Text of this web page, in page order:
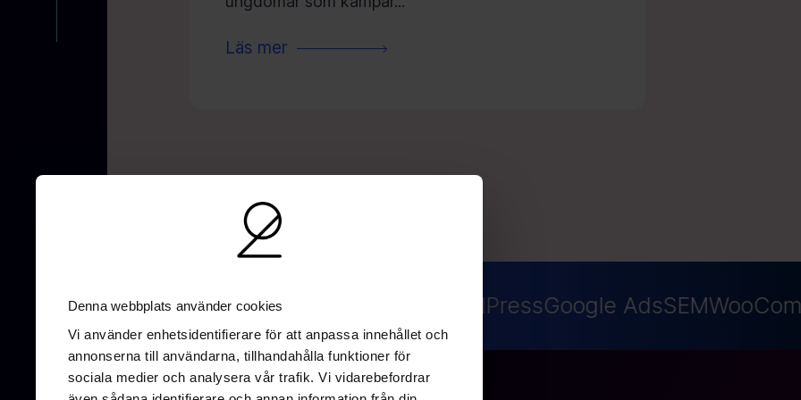
Denna webbplats använder cookies
Vi använder enhetsidentifierare för att anpassa innehållet och
annonserna till användarna, tillhandahålla funktioner för
sociala medier och analysera vår trafik. Vi vidarebefordrar
Läs mer
AI-optimeringSEOUX/UI-Design WordPressGoogle AdsSEM